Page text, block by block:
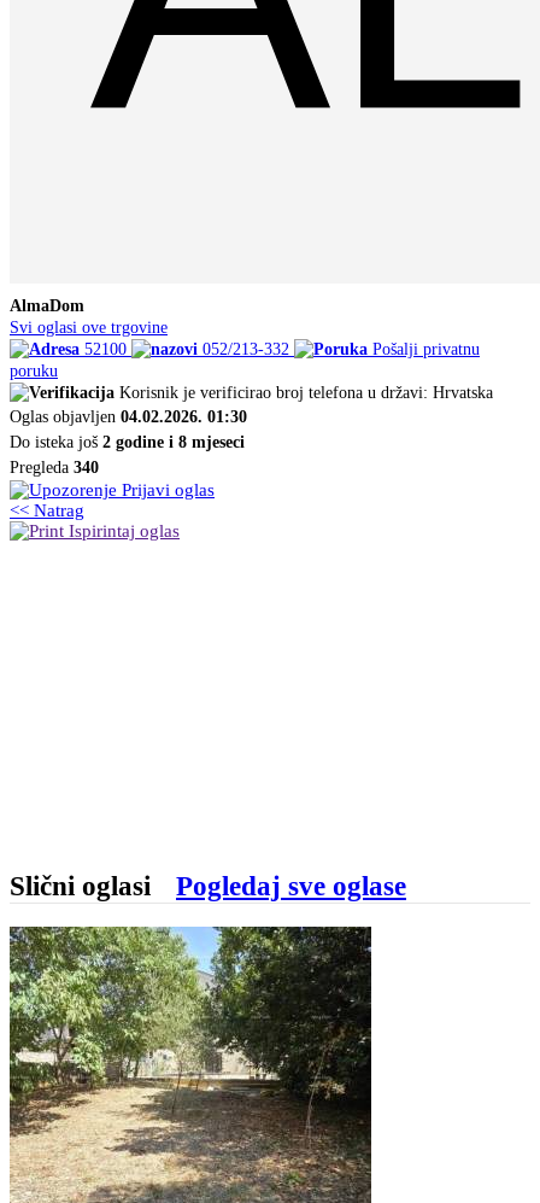
AlmaDom
Svi oglasi ove trgovine
52100
052/213-332
Pošalji privatnu
poruku
Korisnik je verificirao broj telefona u državi: Hrvatska
Oglas objavljen 04.02.2026. 01:30
Do isteka još 2 godine i 8 mjeseci
Pregleda 340
Prijavi oglas
<< Natrag
Ispirintaj oglas
Slični oglasi Pogledaj sve oglase